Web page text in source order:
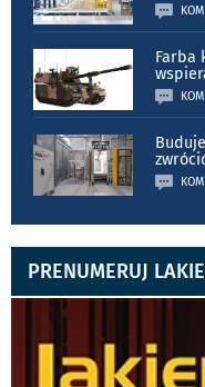
Farba
PRENUMERUJ